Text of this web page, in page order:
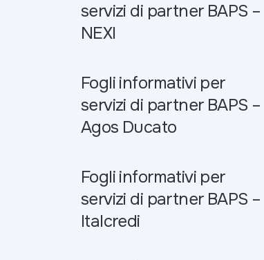
servizi di partner BAPS –
NEXI
Fogli informativi per
servizi di partner BAPS –
Agos Ducato
Fogli informativi per
servizi di partner BAPS –
Italcredi